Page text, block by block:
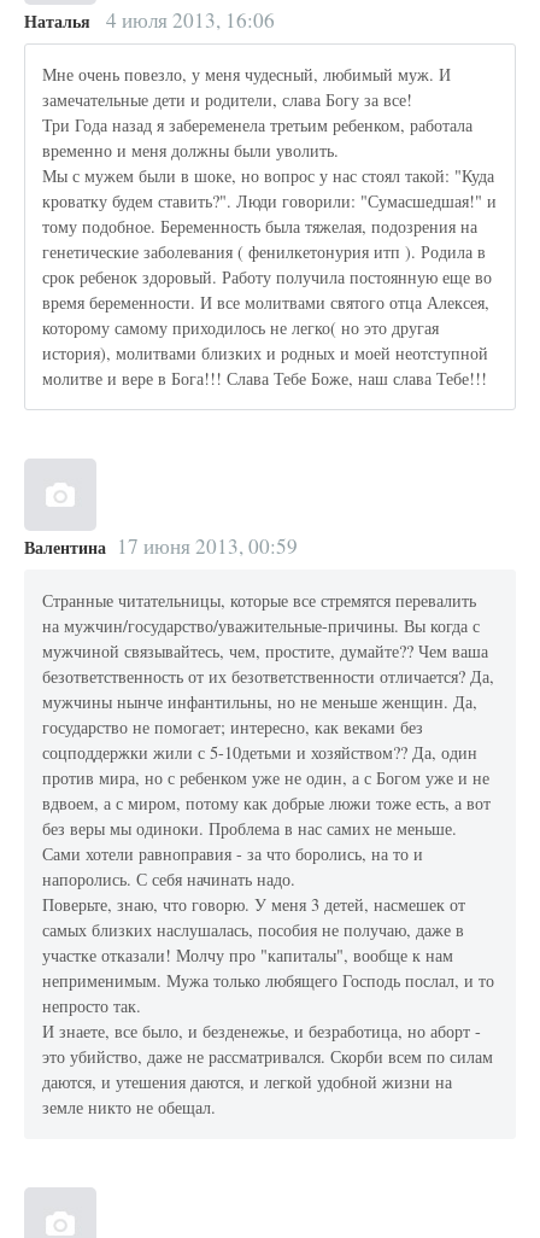
Наталья 4 июля 2013, 16:06
Мне очень повезло, у меня чудесный, любимый муж. И
замечательные дети и родители, слава Богу за все!
Три Года назад я забеременела третьим ребенком, работала
временно и меня должны были уволить.
Мы с мужем были в шоке, но вопрос у нас стоял такой: "Куда
кроватку будем ставить?". Люди говорили: "Сумасшедшая!" и
тому подобное. Беременность была тяжелая, подозрения на
генетические заболевания ( фенилкетонурия итп ). Родила в
срок ребенок здоровый. Работу получила постоянную еще во
время беременности. И все молитвами святого отца Алексея,
которому самому приходилось не легко( но это другая
история), молитвами близких и родных и моей неотступной
молитве и вере в Бога!!! Слава Тебе Боже, наш слава Тебе!!!
Валентина 17 июня 2013, 00:59
Странные читательницы, которые все стремятся перевалить
на мужчин/государство/уважительные-причины. Вы когда с
мужчиной связывайтесь, чем, простите, думайте?? Чем ваша
безответственность от их безответственности отличается? Да,
мужчины нынче инфантильны, но не меньше женщин. Да,
государство не помогает; интересно, как веками без
соцподдержки жили с 5-10детьми и хозяйством?? Да, один
против мира, но с ребенком уже не один, а с Богом уже и не
вдвоем, а с миром, потому как добрые люжи тоже есть, а вот
без веры мы одиноки. Проблема в нас самих не меньше.
Сами хотели равноправия - за что боролись, на то и
напоролись. С себя начинать надо.
Поверьте, знаю, что говорю. У меня 3 детей, насмешек от
самых близких наслушалась, пособия не получаю, даже в
участке отказали! Молчу про "капиталы", вообще к нам
неприменимым. Мужа только любящего Господь послал, и то
непросто так.
И знаете, все было, и безденежье, и безработица, но аборт -
это убийство, даже не рассматривался. Скорби всем по силам
даются, и утешения даются, и легкой удобной жизни на
земле никто не обещал.